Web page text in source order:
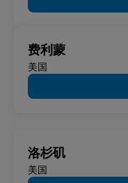
费利蒙
美国
洛杉矶
美国